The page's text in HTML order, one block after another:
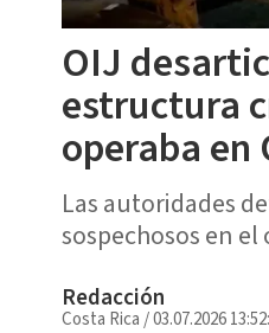
OIJ
estructura
operaba en
Las autoridades
sospechosos en
Redacción
Costa Rica /03.07.2026